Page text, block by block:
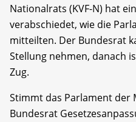
Nationalrats (KVF-N) hat
verabschiedet, wie die
mitteilten. Der Bundesrat
Stellung nehmen, danach
Zug.
Stimmt das Parlament der
Bundesrat